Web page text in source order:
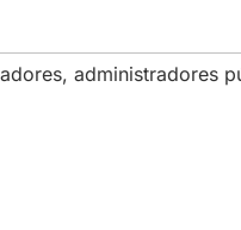
administradores